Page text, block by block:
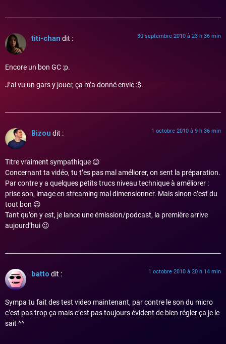
titi-chan dit : 30 septembre 2010 à 23 h 36 min
Encore un bon GC :p.
J’ai vu un gars y jouer, ça m’a donné envie :$.
Bizou dit : 1 octobre 2010 à 9 h 36 min
Titre vraiment sympathique 😉
Concernant ta vidéo, tu t’es pas mal améliorer, on sent la préparation.
Par contre y a quelques petits trucs niveau technique à améliorer :
prise son, image en streaming mal dimensionner. Mais sinon c’est du
tout bon 😉
Tant qu’on y est, je lance une émission/podcast, la première arrive
aujourd’hui 😉
batto dit : 1 octobre 2010 à 20 h 14 min
Sympa tu fait des test video maintenant, par contre le son du micro
c’est pas trop ça mais c’est pas toujours évident de bien régler ça je le
sait ^^